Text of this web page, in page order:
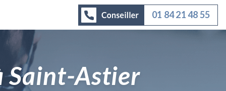
01 84 21 48 55
Saint-Astier